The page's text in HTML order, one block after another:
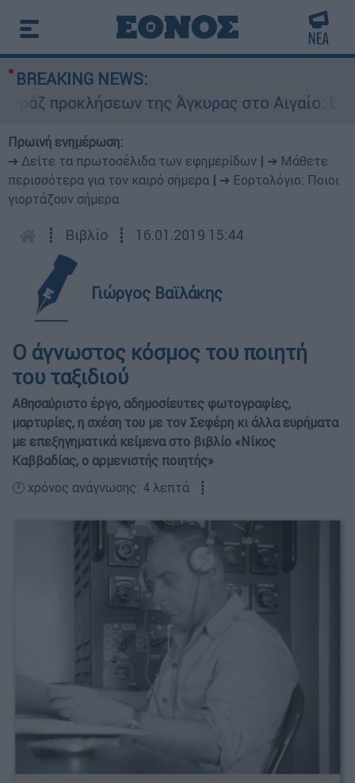
BREAKING NEWS:
της Άγκυρας στο Αιγαίο: Εικονική
Πρωινή ενημέρωση:
➔ Δείτε τα πρωτοσέλιδα των εφημερίδων
➔ Μάθετε
περισσότερα για τον καιρό σήμερα
➔ Εορτολόγιο: Ποιοι
γιορτάζουν σήμερα
┋ Βιβλίο ┋ 16.01.2019 15:44
Γιώργος Βαϊλάκης
Ο άγνωστος κόσμος του ποιητή
του ταξιδιού
Αθησαύριστο έργο, αδημοσίευτες φωτογραφίες,
μαρτυρίες, η σχέση του με τον Σεφέρη κι άλλα ευρήματα
με επεξηγηματικά κείμενα στο βιβλίο «Νίκος
Καββαδίας, ο αρμενιστής ποιητής»
🕛 χρόνος ανάγνωσης: 4 λεπτά ┋